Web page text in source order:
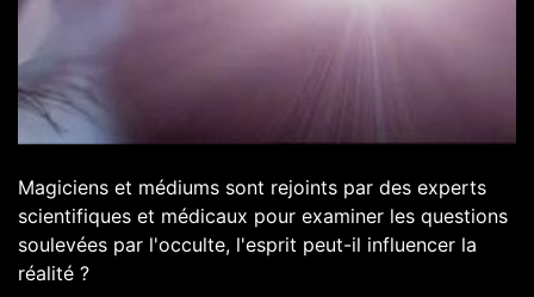
Magiciens et médiums sont rejoints par des experts
scientifiques et médicaux pour examiner les questions
soulevées par l'occulte, l'esprit peut-il influencer la
réalité ?